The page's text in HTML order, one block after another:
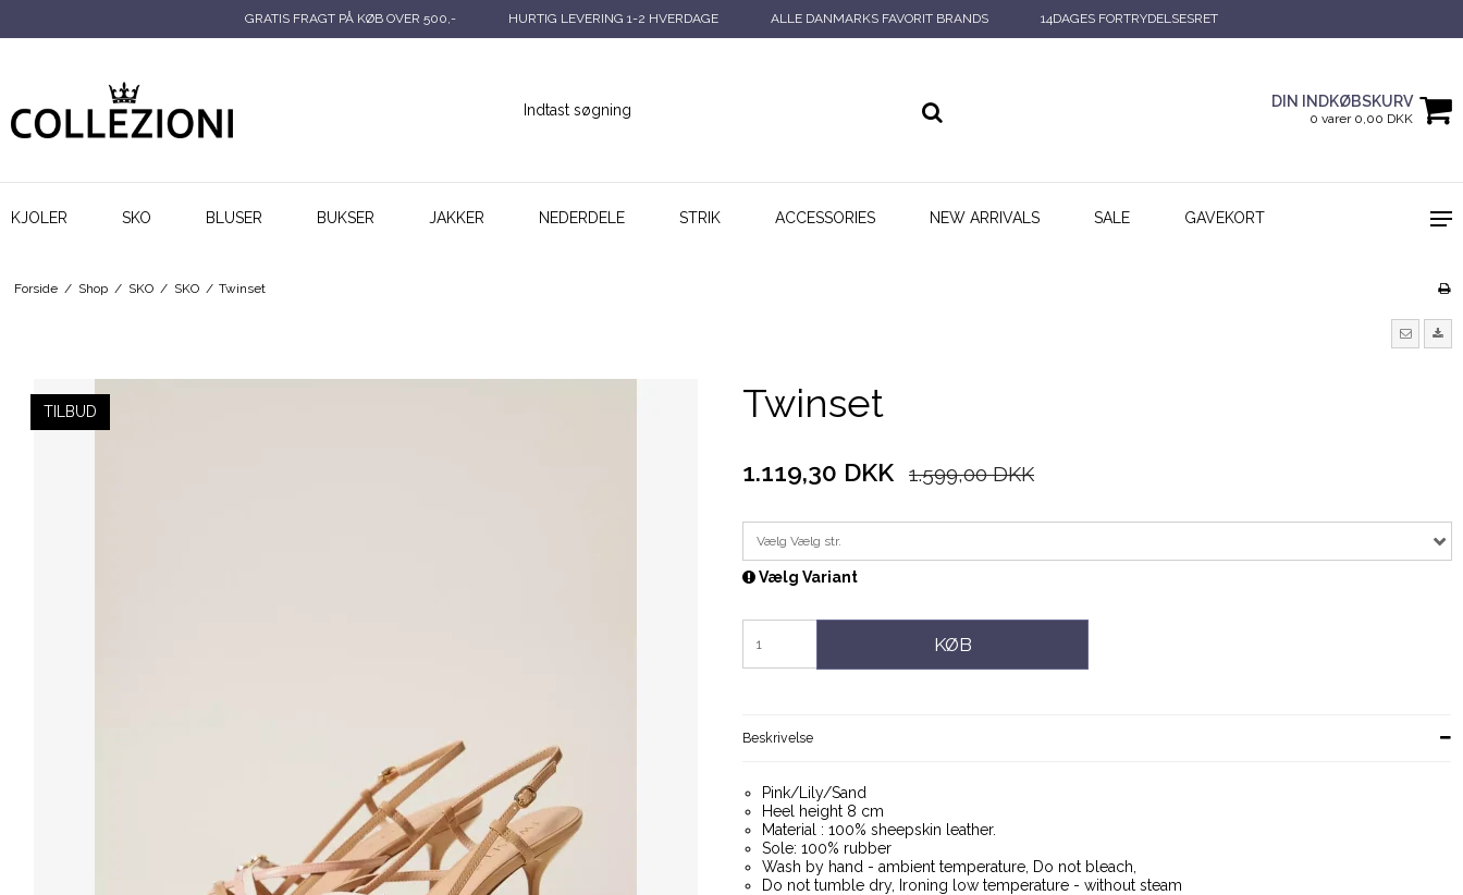
GRATIS FRAGT PÅ KØB OVER 500,- HURTIG LEVERING 1-2 HVERDAGE ALLE DANMARKS FAVORIT BRANDS 14DAGES FORTRYDELSESRET
DIN INDKØBSKURV
0 varer 0,00 DKK
KJOLER SKO BLUSER BUKSER JAKKER NEDERDELE STRIK ACCESSORIES NEW ARRIVALS SALE GAVEKORT
Forside / Shop / SKO / SKO / Twinset
TILBUD Twinset
1.119,30 DKK 1.599,00 DKK
Vælg Vælg str.
Vælg Variant
KØB
Beskrivelse
Pink/Lily/Sand
Heel height 8 cm
Material : 100% sheepskin leather.
Sole: 100% rubber
Wash by hand - ambient temperature, Do not bleach,
Do not tumble dry, Ironing low temperature - without steam